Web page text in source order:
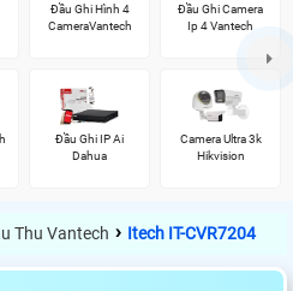
Đầu Ghi Hình 4
CameraVantech
Đầu Ghi Camera
Ip 4 Vantech
Đầu Ghi IP Ai
Dahua
Camera Ultra 3k
Hikvision
Thu Vantech › Itech IT-CVR7204